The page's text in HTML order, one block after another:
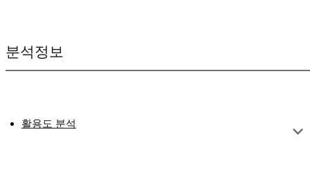
분석정보
활용도 분석